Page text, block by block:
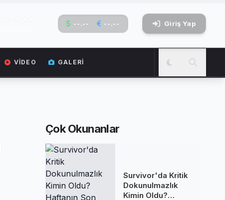
--.-- --.-- Giriş Yap
VIDEO GALERI
Çok Okunanlar
Survivor'da Kritik
Dokunulmazlık
Kimin Oldu?